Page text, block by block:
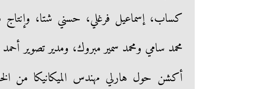
كساب، إسماعيل فرغلي، حسني شتا، وإنتاج
محمد سامي ومحمد سمير مبروك، ومدير تصوير
أكشن حول هارلي مهندس الميكانيكا من